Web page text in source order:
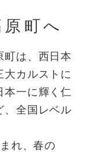
町へ
町は、西日本
カルストに
本一に輝く仁
、全国レベル
れ、春の